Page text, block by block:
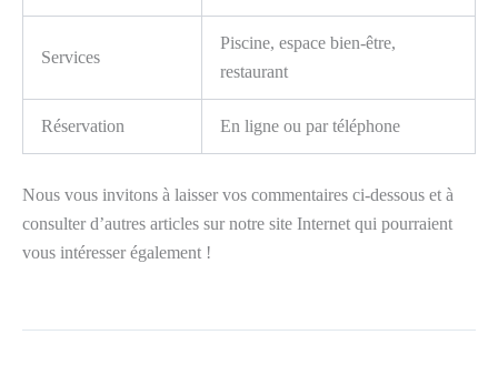
Services
Piscine, espace bien-être,
restaurant
Réservation En ligne ou par téléphone
Nous vous invitons à laisser vos commentaires ci-dessous et à
consulter d’autres articles sur notre site Internet qui pourraient
vous intéresser également !